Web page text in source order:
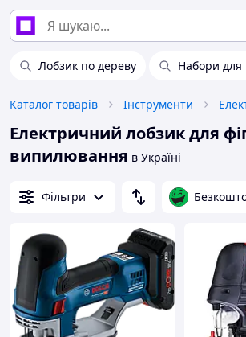
Лобзик по дереву Набори
Каталог товарів Інструменти
Електричний лобзик для
випилювання в Україні
Фільтри